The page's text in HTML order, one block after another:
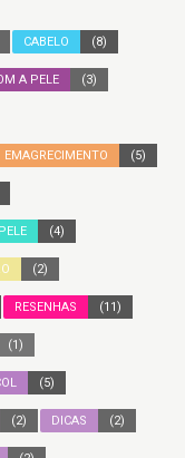
CABELO (8)
A PELE (3)
EMAGRECIMENTO (5)
PELE (4)
(2)
RESENHAS (11)
(1)
(5)
(2) DICAS (2)